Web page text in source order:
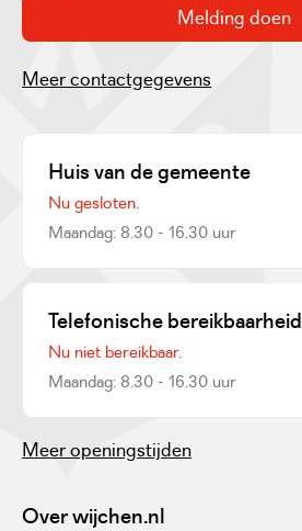
Melding doen
Meer contactgegevens
Huis van de gemeente
Nu gesloten.
Maandag: 8.30 - 16.30 uur
Telefonische bereikbaarheid
Nu niet bereikbaar.
Maandag: 8.30 - 16.30 uur
Meer openingstijden
Over wijchen.nl